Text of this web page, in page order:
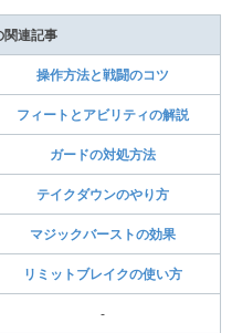
関連記事
操作方法と戦闘のコツ
フィートとアビリティの解説
ガードの対処方法
テイクダウンのやり方
マジックバーストの効果
リミットブレイクの使い方
-